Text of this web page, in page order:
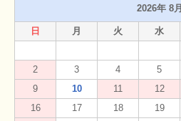
2026年 8月
日 月 火 水
2
3 4 5
9
10 11 12
16
17 18 19